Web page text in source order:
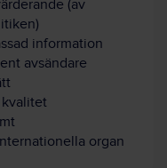
(av
information
avsändare
organ